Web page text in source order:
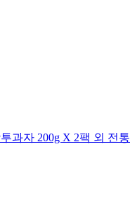
과자 200g X 2팩 외 전통